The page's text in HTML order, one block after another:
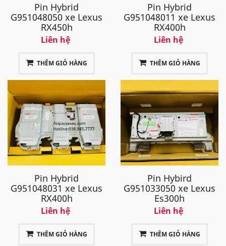
Pin Hybrid
G951048050 xe Lexus
RX450h
Liên hệ
THÊM GIỎ HÀNG
Pin Hybrid
G951048011 xe Lexus
RX400h
Liên hệ
THÊM GIỎ HÀNG
Pin Hybrid
G951048031 xe Lexus
RX400h
Liên hệ
THÊM GIỎ HÀNG
Pin Hybird
G951033050 xe Lexus
Es300h
Liên hệ
THÊM GIỎ HÀNG